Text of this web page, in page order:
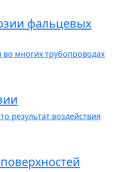
фальцевых
многих трубопроводах
результат воздействия